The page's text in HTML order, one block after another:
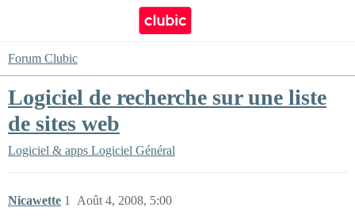
Forum Clubic
Logiciel de recherche sur une liste
de sites web
Logiciel & apps Logiciel Général
Nicawette Août 4, 2008, 5:00
1